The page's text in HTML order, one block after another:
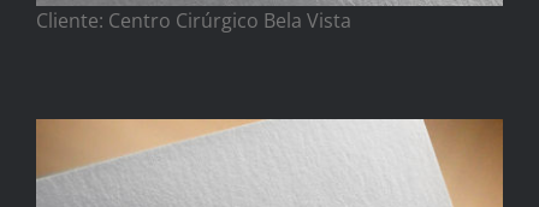
Cliente: Centro Cirúrgico Bela Vista